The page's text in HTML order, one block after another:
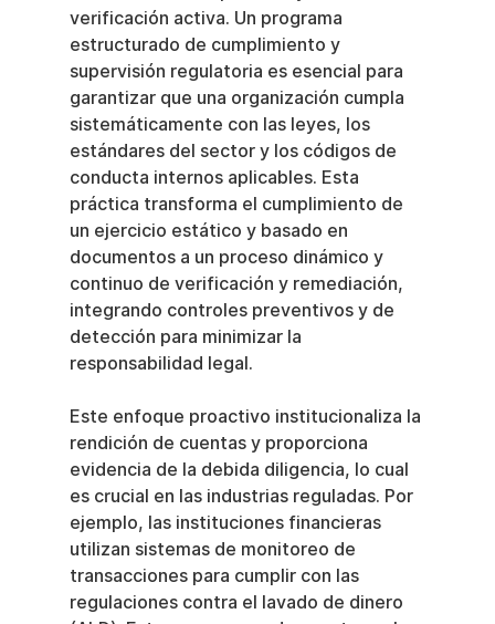
verificación activa. Un programa
estructurado de cumplimiento y
supervisión regulatoria es esencial para
garantizar que una organización cumpla
sistemáticamente con las leyes, los
estándares del sector y los códigos de
conducta internos aplicables. Esta
práctica transforma el cumplimiento de
un ejercicio estático y basado en
documentos a un proceso dinámico y
continuo de verificación y remediación,
integrando controles preventivos y de
detección para minimizar la
responsabilidad legal.
Este enfoque proactivo institucionaliza la
rendición de cuentas y proporciona
evidencia de la debida diligencia, lo cual
es crucial en las industrias reguladas. Por
ejemplo, las instituciones financieras
utilizan sistemas de monitoreo de
transacciones para cumplir con las
regulaciones contra el lavado de dinero